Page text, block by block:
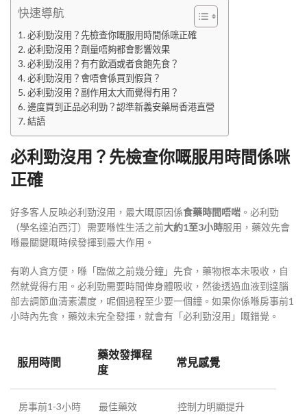
快速導航
必利勁沒用？先檢查你嘅服用時間係咪正確
必利勁沒用？劑量唔夠都會影響效果
必利勁沒用？有冇飲酒或者食飽先食？
必利勁沒用？會唔會係買到假貨？
必利勁沒用？副作用太大而覺得冇用？
邊度買到正品必利勁？認準新義安藥局香港直營
結語
必利勁沒用？先檢查你嘅服用時間係咪
正確
好多客人反映必利勁沒用，最大嘅原因係食藥時間唔啱 。必利勁
（學名達泊西汀）需要喺性生活之前大約1至3小時服用 ，藥效先會
喺最關鍵嘅時候發揮到最大作用。
有啲人貪方便，喺「臨做之前幾分鐘」先食，藥物根本未吸收，自
然就覺得冇用。必利勁需要時間俾身體吸收，然後透過血液到達腦
部去調節血清素濃度，呢個過程至少要一個鐘。如果你係喺房事前1
小時內先食，藥效未完全發揮，就會有「必利勁沒用」嘅錯覺。
服用時間
藥效發揮程
度
常見感覺
房事前1-3小時 最佳藥效 控制力明顯提升